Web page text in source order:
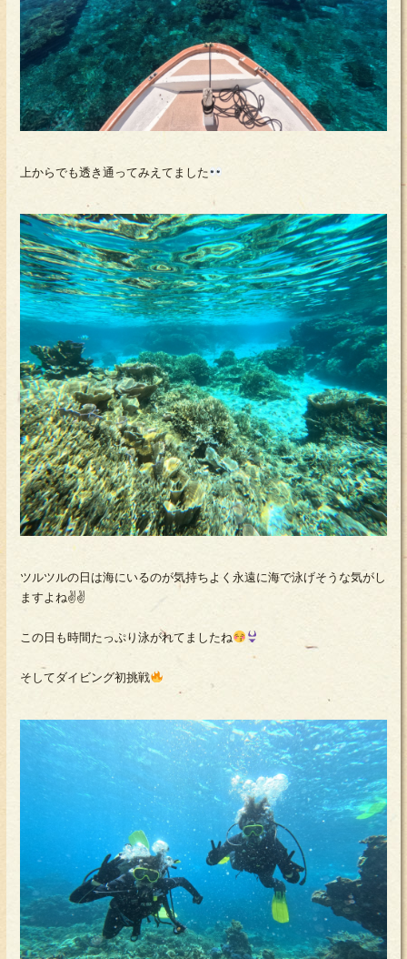
上からでも透き通ってみえてました
ツルツルの日は海にいるのが気持ちよく永遠に海で泳げそうな気がし
ますよね✌✌
この日も時間たっぷり泳がれてましたね
そしてダイビング初挑戦